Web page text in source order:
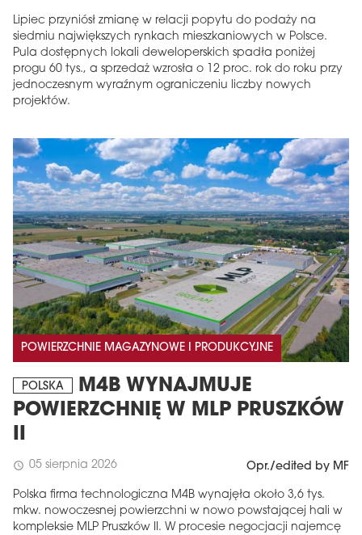
Lipiec przyniósł zmianę w relacji popytu do podaży na
siedmiu największych rynkach mieszkaniowych w Polsce.
Pula dostępnych lokali deweloperskich spadła poniżej
progu 60 tys., a sprzedaż wzrosła o 12 proc. rok do roku przy
jednoczesnym wyraźnym ograniczeniu liczby nowych
projektów.
POWIERZCHNIE MAGAZYNOWE I PRODUKCYJNE
POLSKA
M4B WYNAJMUJE
POWIERZCHNIĘ W MLP PRUSZKÓW
II
schedule 05 sierpnia 2026 Opr./edited by MF
Polska firma technologiczna M4B wynajęła około 3,6 tys.
mkw. nowoczesnej powierzchni w nowo powstającej hali w
kompleksie MLP Pruszków II. W procesie negocjacji najemcę